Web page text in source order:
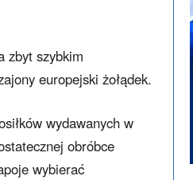
zbyt szybkim
europejski żołądek.
wydawanych w
obróbce
wybierać